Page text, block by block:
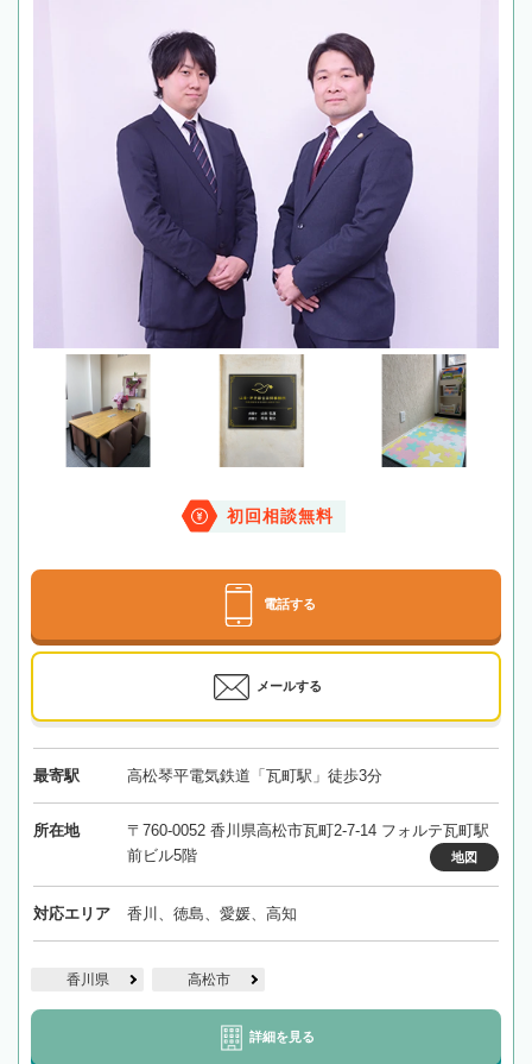
初回相談無料
電話する
メールする
最寄駅 高松琴平電気鉄道「瓦町駅」徒歩3分
所在地
〒760-0052 香川県高松市瓦町2-7-14 フォルテ瓦町駅
前ビル5階
地図
対応エリア 香川、徳島、愛媛、高知
香川県 高松市
詳細を見る